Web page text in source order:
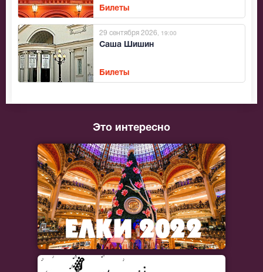
Билеты
Саша Шишин
29 сентября 2026 , 19:00
Билеты
Это интересно